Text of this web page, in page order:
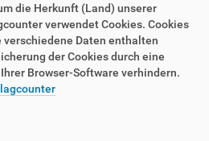
die Herkunft (Land) unserer
verwendet Cookies. Cookies
Daten enthalten
der Cookies durch eine
Browser-Software verhindern.